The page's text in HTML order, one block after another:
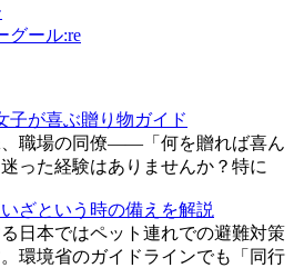
グール:re
子が喜ぶ贈り物ガイド
、職場の同僚――「何を贈れば喜ん
った経験はありませんか？特に
ざという時の備えを解説
日本ではペット連れでの避難対策
環境省のガイドラインでも「同行